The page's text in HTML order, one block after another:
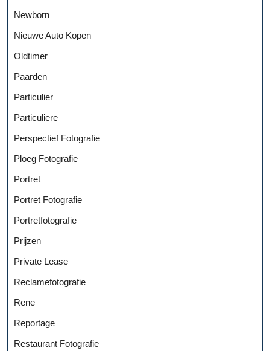
Newborn
Nieuwe Auto Kopen
Oldtimer
Paarden
Particulier
Particuliere
Perspectief Fotografie
Ploeg Fotografie
Portret
Portret Fotografie
Portretfotografie
Prijzen
Private Lease
Reclamefotografie
Rene
Reportage
Restaurant Fotografie